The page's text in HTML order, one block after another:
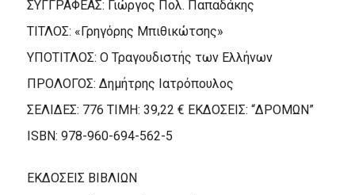
ΣΥΓΓΡΑΦΕΑΣ: Γιώργος Πολ. Παπαδάκης
ΤΙΤΛΟΣ: «Γρηγόρης Μπιθικώτσης»
ΥΠΟΤΙΤΛΟΣ: Ο Τραγουδιστής των Ελλήνων
ΠΡΟΛΟΓΟΣ: Δημήτρης Ιατρόπουλος
ΣΕΛΙΔΕΣ: 776 ΤΙΜΗ: 39,22 € ΕΚΔΟΣΕΙΣ: “ΔΡΟΜΩΝ”
ISBN: 978-960-694-562-5
EKΔOΣEIΣ ΒΙΒΛΙΩΝ